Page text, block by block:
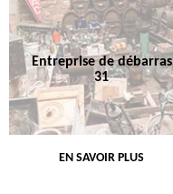
Entreprise de débarras
31
EN SAVOIR PLUS